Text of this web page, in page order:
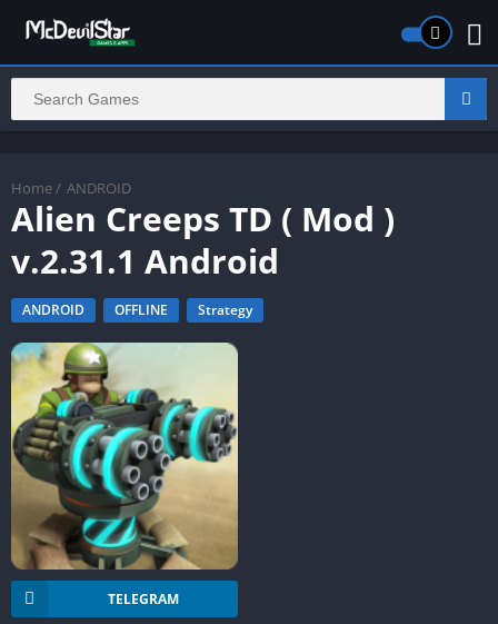
Home / ANDROID
Alien Creeps TD ( Mod )
v.2.31.1 Android
ANDROID OFFLINE Strategy
TELEGRAM